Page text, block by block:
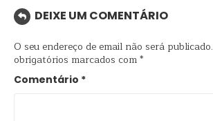
DEIXE UM COMENTÁRIO
O seu endereço de email não será publicado.
obrigatórios marcados com*
Comentário *